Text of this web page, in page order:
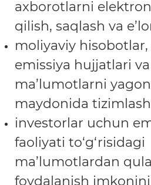
axborotlarni
qilish, saqlash va
moliyaviy
emissiya hujjatlari
ma’lumotlarni
maydonida
investorlar uchun
faoliyati to‘g‘risidagi
ma’lumotlardan
foydalanish